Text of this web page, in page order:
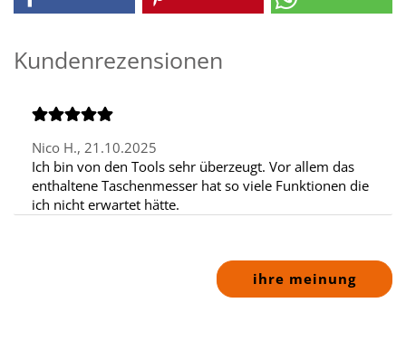
Kundenrezensionen
Nico H., 21.10.2025
Ich bin von den Tools sehr überzeugt. Vor allem das
enthaltene Taschenmesser hat so viele Funktionen die
ich nicht erwartet hätte.
ihre meinung